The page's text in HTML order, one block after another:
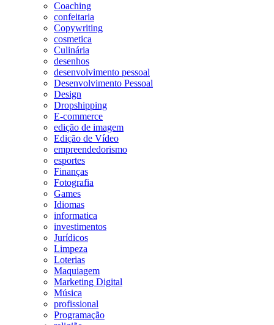
Coaching
confeitaria
Copywriting
cosmetica
Culinária
desenhos
desenvolvimento pessoal
Desenvolvimento Pessoal
Design
Dropshipping
E-commerce
edição de imagem
Edição de Vídeo
empreendedorismo
esportes
Finanças
Fotografia
Games
Idiomas
informatica
investimentos
Jurídicos
Limpeza
Loterias
Maquiagem
Marketing Digital
Música
profissional
Programação